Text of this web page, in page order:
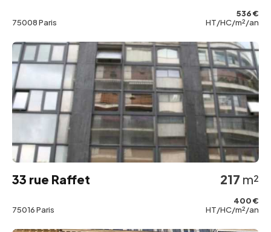
75008 Paris
536 €
HT/HC/m²/an
33 rue Raffet
75016 Paris
217 m²
400 €
HT/HC/m²/an